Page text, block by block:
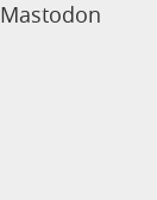
Mastodon